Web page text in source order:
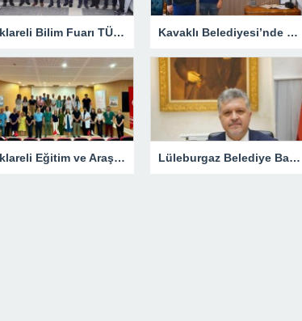
Kırklareli Bilim Fuarı TÜBİTAK’ın Resmî Sayfasında Kavaklı Belediyesi’nde Fahri Özkan Ziyareti
Kırklareli Eğitim ve Araştırma Hastanesi’nde Eğitim Planlaması Masaya Yatırıldı Lüleburgaz Belediye Başkanı Murat Gerenli CHP’den İstifa Etti